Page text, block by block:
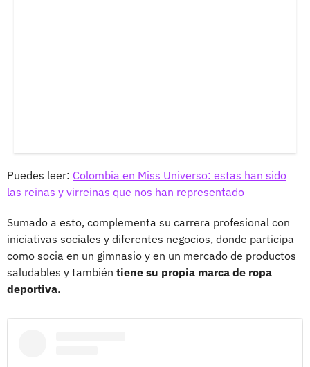
Puedes leer: Colombia en Miss Universo: estas han sido
las reinas y virreinas que nos han representado
Sumado a esto, complementa su carrera profesional con
iniciativas sociales y diferentes negocios, donde participa
como socia en un gimnasio y en un mercado de productos
saludables y también tiene su propia marca de ropa
deportiva.